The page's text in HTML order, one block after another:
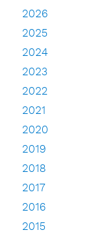
2026
2025
2024
2023
2022
2021
2020
2019
2018
2017
2016
2015